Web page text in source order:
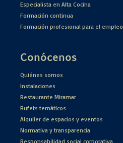
Especialista en Alta Cocina
Formación continua
Formación profesional para el empleo
Conócenos
Quiénes somos
Instalaciones
Restaurante Miramar
Bufets temáticos
Alquiler de espacios y eventos
Normativa y transparencia
Responsabilidad social corporativa